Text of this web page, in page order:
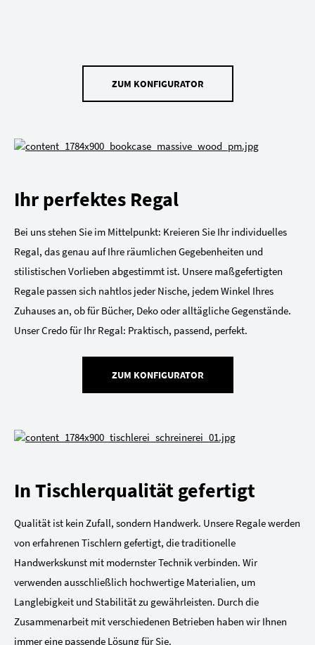
ZUM KONFIGURATOR
Ihr perfektes Regal
Bei uns stehen Sie im Mittelpunkt: Kreieren Sie Ihr individuelles
Regal, das genau auf Ihre räumlichen Gegebenheiten und
stilistischen Vorlieben abgestimmt ist. Unsere maßgefertigten
Regale passen sich nahtlos jeder Nische, jedem Winkel Ihres
Zuhauses an, ob für Bücher, Deko oder alltägliche Gegenstände.
Unser Credo für Ihr Regal: Praktisch, passend, perfekt.
ZUM KONFIGURATOR
In Tischlerqualität gefertigt
Qualität ist kein Zufall, sondern Handwerk. Unsere Regale werden
von erfahrenen Tischlern gefertigt, die traditionelle
Handwerkskunst mit modernster Technik verbinden. Wir
verwenden ausschließlich hochwertige Materialien, um
Langlebigkeit und Stabilität zu gewährleisten. Durch die
Zusammenarbeit mit verschiedenen Betrieben haben wir Ihnen
immer eine passende Lösung für Sie.